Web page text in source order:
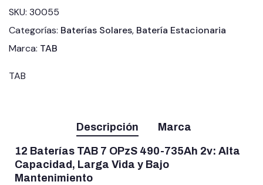
SKU: 30055
Categorías: Baterías Solares, Batería Estacionaria
Marca: TAB
TAB
Descripción Marca
12 Baterías TAB 7 OPzS 490-735Ah 2v: Alta
Capacidad, Larga Vida y Bajo
Mantenimiento